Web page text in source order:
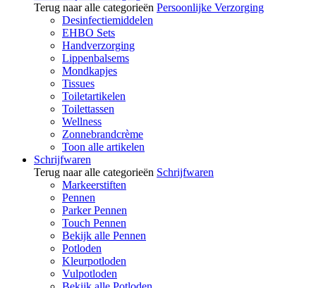
Terug naar alle categorieën Persoonlijke Verzorging
Desinfectiemiddelen
EHBO Sets
Handverzorging
Lippenbalsems
Mondkapjes
Tissues
Toiletartikelen
Toilettassen
Wellness
Zonnebrandcrème
Toon alle artikelen
Schrijfwaren
Terug naar alle categorieën Schrijfwaren
Markeerstiften
Pennen
Parker Pennen
Touch Pennen
Bekijk alle Pennen
Potloden
Kleurpotloden
Vulpotloden